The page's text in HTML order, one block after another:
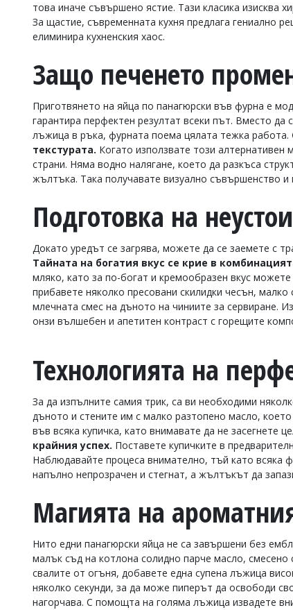
k.kassabova@flagman.bg
Главен
Коментарите
статиите
въвеждат
редакцията
отговорност
откриете
обиден
коментар,
това иначе съвършено ястие. Тази класика изисква
За щастие, съвременната кухня предлага гениално
елиминира кухненския хаос.
Защо печенето
Приготвянето на яйца по панагюрски във фурна е
гарантира перфектен резултат всеки път. Вместо да
лъжица в ръка, фурната поема цялата тежка работа.
текстурата. Когато използвате този
страни. Няма водно налягане, което да разкъса
жълтъка. Така получавате визуално съвършенство и
Подготовка на
Докато уредът се загрява, можете да се заемете с
Тайната на богатия вкус се крие в
мляко, като за по-богат и кремообразен вкус
прибавете няколко пресовани скилидки чесън,
млечната смес на дъното на чиниите за сервиране.
онзи вълшебен и апетитен контраст с горещите
Технологията на
За да изпълните самия трик, са ви необходими
дъното и стените им с малко разтопено масло,
във всяка купичка, като внимавате да не засегнете
крайния успех. Поставете купичките в
Наблюдавайте процеса внимателно, тъй като всяка
напълно непрозрачен и стегнат, а жълтъкът да
Магията на
Нито едни панагюрски яйца не са завършени без
малък съд на котлона солидно парче масло, смесено
свалите от огъня, добавете една супена лъжица
няколко секунди, за да може пиперът да освободи
нагорчава. С помощта на голяма лъжица извадете